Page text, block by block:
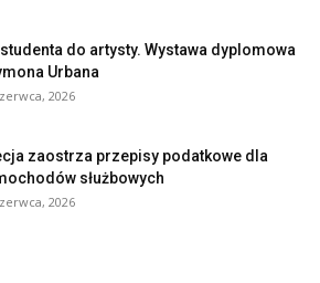
do artysty. Wystawa dyplomowa
Urbana
2026
zaostrza przepisy podatkowe dla
służbowych
2026